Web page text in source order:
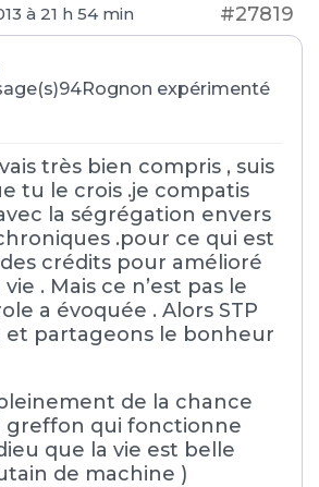
à 21 h 54 min #27819
Rognon expérimenté
très bien compris , suis
tu le crois .je compatis
la ségrégation envers
.pour ce qui est
crédits pour amélioré
. Mais ce n’est pas le
a évoquée . Alors STP
et partageons le bonheur
de la chance
greffon qui fonctionne
que la vie est belle
de machine )